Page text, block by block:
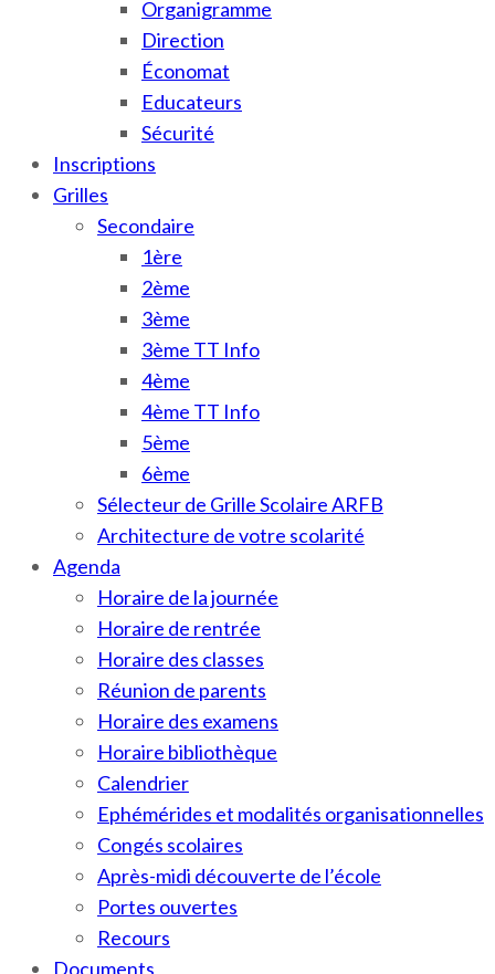
Organigramme
Direction
Économat
Educateurs
Sécurité
Inscriptions
Grilles
Secondaire
1ère
2ème
3ème
3ème TT Info
4ème
4ème TT Info
5ème
6ème
Sélecteur de Grille Scolaire ARFB
Architecture de votre scolarité
Agenda
Horaire de la journée
Horaire de rentrée
Horaire des classes
Réunion de parents
Horaire des examens
Horaire bibliothèque
Calendrier
Ephémérides et modalités organisationnelles
Congés scolaires
Après-midi découverte de l’école
Portes ouvertes
Recours
Documents